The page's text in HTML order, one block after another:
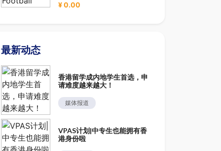
¥ 0.00
最新动态
香港留学成内地学生首选，申
请难度越来越大！
媒体报道
VPAS计划|中专生也能拥有香
港身份啦